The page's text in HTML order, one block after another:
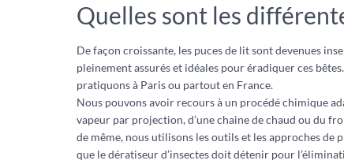
Quelles sont les
De façon croissante, les puces de lit sont devenues
pleinement assurés et idéales pour éradiquer ces
pratiquons à Paris ou partout en France.
Nous pouvons avoir recours à un procédé chimique
vapeur par projection, d’une chaine de chaud ou du
de même, nous utilisons les outils et les approches de
que le dératiseur d’insectes doit détenir pour